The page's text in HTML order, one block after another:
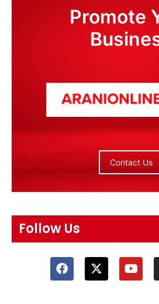
Promote
Contact Us
Follow Us